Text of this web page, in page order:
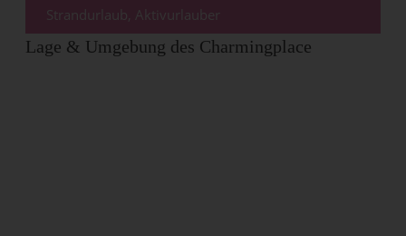
Strandurlaub, Aktivurlauber
Lage & Umgebung des Charmingplace